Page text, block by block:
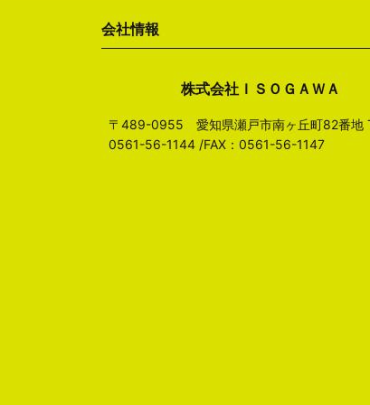
会社情報
株式会社ＩＳＯＧＡＷＡ
〒489-0955 愛知県瀬戸市南ヶ丘町82番地
0561-56-1144 /FAX：0561-56-1147